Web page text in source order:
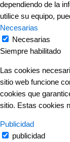
dependiendo de la
utilice su equipo,
Necesarias
Necesarias
Siempre habilitado
Las cookies
sitio web funcione
cookies que
sitio. Estas cookies
Publicidad
publicidad